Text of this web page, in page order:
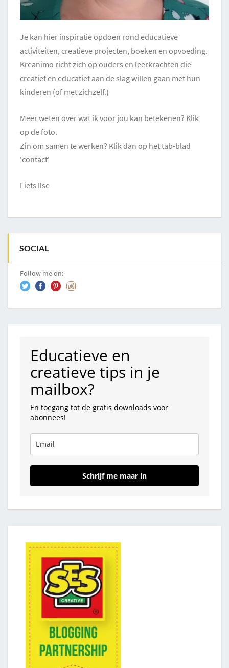
Je kan hier inspiratie opdoen rond educatieve
activiteiten, creatieve projecten, boeken en opvoeding.
Kreanimo richt zich op ouders en leerkrachten die
creatief en educatief aan de slag willen gaan met hun
kinderen (of met zichzelf.)
Meer weten over wat ik voor jou kan betekenen? Klik
op de foto.
Zin om samen te werken? Klik dan op het tab-blad
'contact'
Liefs Ilse
SOCIAL
Follow me on:
Educatieve en
creatieve tips in je
mailbox?
En toegang tot de gratis downloads voor
abonnees!
Schrijf me maar in